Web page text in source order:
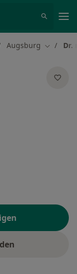
ändern
Augsburg StadtDr.